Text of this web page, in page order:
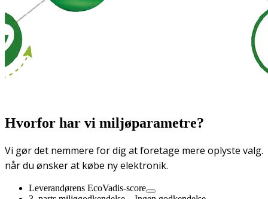
Hvorfor har vi miljøparametre?
Vi gør det nemmere for dig at foretage mere oplyste valg.
når du ønsker at købe ny elektronik.
Leverandørens EcoVadis-score